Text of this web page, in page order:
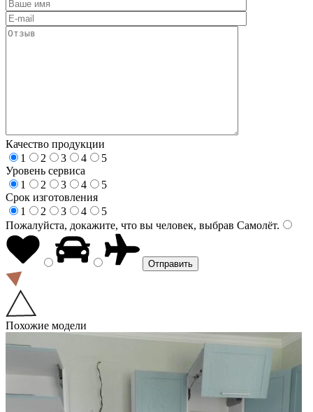
Качество продукции
1
2 3 4
5
Уровень сервиса
1
2 3 4
5
Срок изготовления
1
2 3 4
5
Пожалуйста, докажите, что вы человек, выбрав Самолёт.
Похожие модели